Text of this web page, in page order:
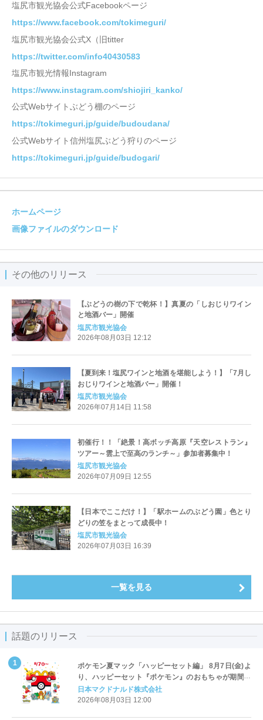
塩尻市観光協会公式Facebookページ
https://www.facebook.com/tokimeguri/
塩尻市観光協会公式X（旧titter
https://twitter.com/info40430583
塩尻市観光情報Instagram
https://www.instagram.com/shiojiri_kanko/
公式Webサイトぶどう棚のページ
https://tokimeguri.jp/guide/budoudana/
公式Webサイト信州塩尻ぶどう狩りのページ
https://tokimeguri.jp/guide/budogari/
ホームページ
画像ファイルのダウンロード
その他のリリース
【ぶどうの樹の下で乾杯！】真夏の「しおじりワイン
と地酒バー」開催
塩尻市観光協会
2026年08月03日 12:12
【夏到来！塩尻ワインと地酒を堪能しよう！】「7月し
おじりワインと地酒バー」開催！
塩尻市観光協会
2026年07月14日 11:58
初催行！！「絶景！高ボッチ高原『天空レストラン』
ツアー～雲上で至高のランチ～」参加者募集中！
塩尻市観光協会
2026年07月09日 12:55
【日本でここだけ！】「駅ホームのぶどう園」色とり
どりの笠をまとって成長中！
塩尻市観光協会
2026年07月03日 16:39
一覧を見る
話題のリリース
ポケモン夏マック「ハッピーセット編」 8月7日(金)よ
り、ハッピーセット『ポケモン』のおもちゃが期間限
定登場
日本マクドナルド株式会社
2026年08月03日 12:00